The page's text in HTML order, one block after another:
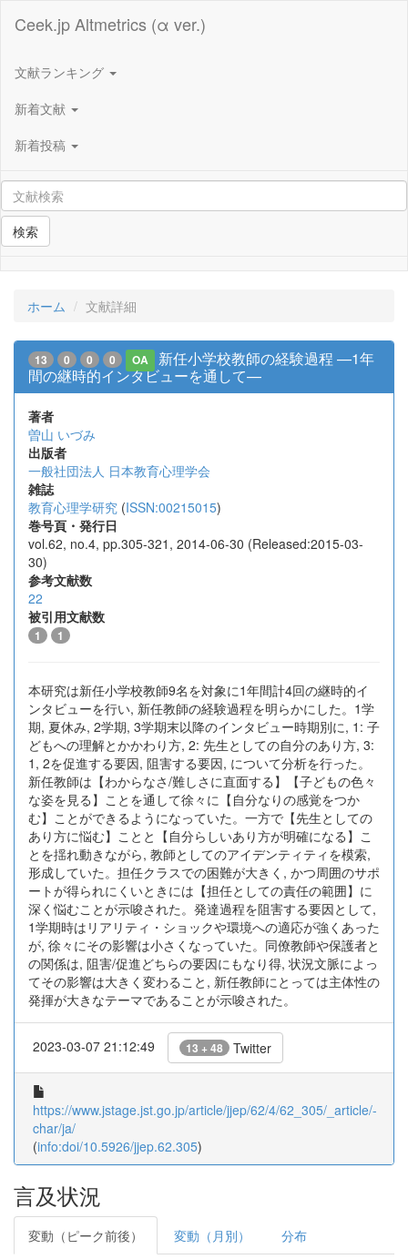
Ceek.jp Altmetrics (α ver.)
文献ランキング
新着文献
新着投稿
検索
ホーム 文献詳細
13 0 0 0 OA
新任小学校教師の経験過程 —1年
間の継時的インタビューを通して—
著者
曽山 いづみ
出版者
一般社団法人 日本教育心理学会
雑誌
教育心理学研究 (ISSN:00215015)
巻号頁・発行日
vol.62, no.4, pp.305-321, 2014-06-30 (Released:2015-03-
30)
参考文献数
22
被引用文献数
1 1
本研究は新任小学校教師9名を対象に1年間計4回の継時的イ
ンタビューを行い, 新任教師の経験過程を明らかにした。1学
期, 夏休み, 2学期, 3学期末以降のインタビュー時期別に, 1: 子
どもへの理解とかかわり方, 2: 先生としての自分のあり方, 3:
1, 2を促進する要因, 阻害する要因, について分析を行った。
新任教師は【わからなさ/難しさに直面する】【子どもの色々
な姿を見る】ことを通して徐々に【自分なりの感覚をつか
む】ことができるようになっていた。一方で【先生としての
あり方に悩む】ことと【自分らしいあり方が明確になる】こ
とを揺れ動きながら, 教師としてのアイデンティティを模索,
形成していた。担任クラスでの困難が大きく, かつ周囲のサポ
ートが得られにくいときには【担任としての責任の範囲】に
深く悩むことが示唆された。発達過程を阻害する要因として,
1学期時はリアリティ・ショックや環境への適応が強くあった
が, 徐々にその影響は小さくなっていた。同僚教師や保護者と
の関係は, 阻害/促進どちらの要因にもなり得, 状況文脈によっ
てその影響は大きく変わること, 新任教師にとっては主体性の
発揮が大きなテーマであることが示唆された。
2023-03-07 21:12:49 13 + 48 Twitter
https://www.jstage.jst.go.jp/article/jjep/62/4/62_305/_article/-
char/ja/
(info:doi/10.5926/jjep.62.305)
言及状況
変動（ピーク前後） 変動（月別） 分布